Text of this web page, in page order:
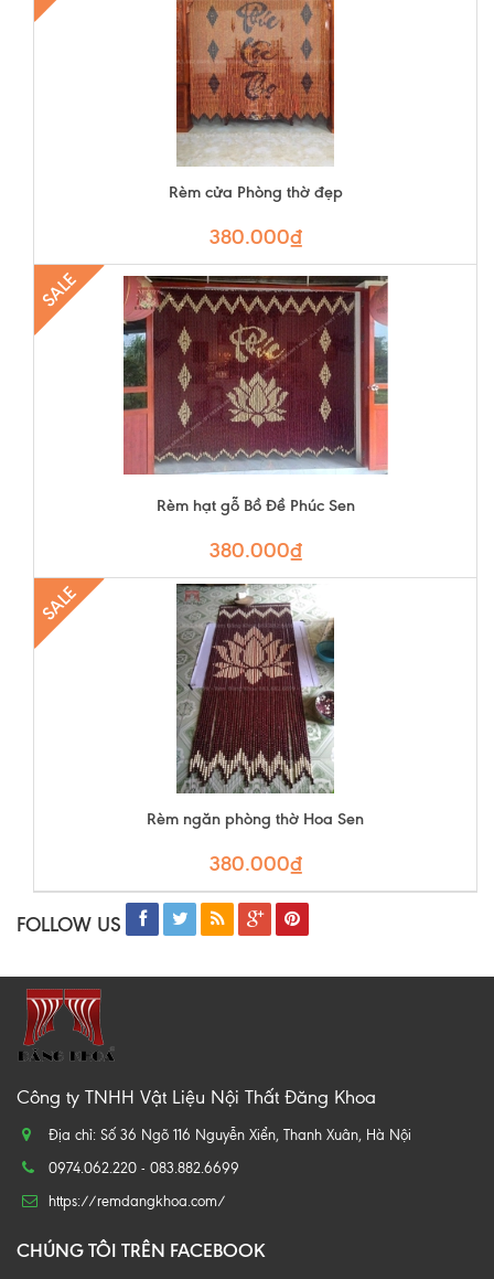
Rèm cửa Phòng thờ đẹp
380.000₫
SALE
Rèm hạt gỗ Bồ Đề Phúc Sen
380.000₫
SALE
Rèm ngăn phòng thờ Hoa Sen
380.000₫
FOLLOW US
Công ty TNHH Vật Liệu Nội Thất Đăng Khoa
Địa chỉ: Số 36 Ngõ 116 Nguyễn Xiển, Thanh Xuân, Hà Nội
0974.062.220 - 083.882.6699
https://remdangkhoa.com/
CHÚNG TÔI TRÊN FACEBOOK